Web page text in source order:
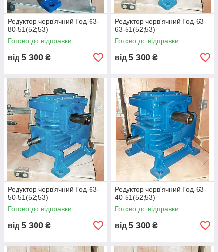
Редуктор черв'ячний Год-63-
80-51(52;53)
Готово до відправки
від 5 300 ₴
Редуктор черв'ячний Год-63-
63-51(52;53)
Готово до відправки
від 5 300 ₴
Редуктор черв'ячний Год-63-
50-51(52;53)
Готово до відправки
від 5 300 ₴
Редуктор черв'ячний Год-63-
40-51(52;53)
Готово до відправки
від 5 300 ₴